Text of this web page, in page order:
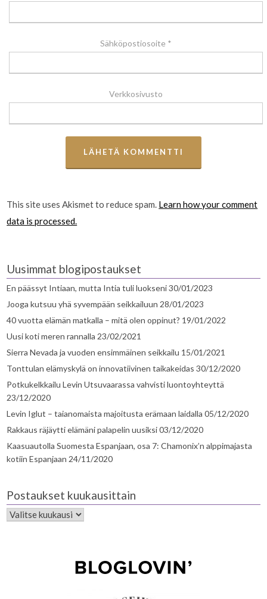
Sähköpostiosoite *
Verkkosivusto
This site uses Akismet to reduce spam. Learn how your comment
data is processed.
Uusimmat blogipostaukset
En päässyt Intiaan, mutta Intia tuli luokseni30/01/2023
Jooga kutsuu yhä syvempään seikkailuun 28/01/2023
40 vuotta elämän matkalla – mitä olen oppinut? 19/01/2022
Uusi koti meren rannalla 23/02/2021
Sierra Nevada ja vuoden ensimmäinen seikkailu 15/01/2021
Tonttulan elämyskylä on innovatiivinen taikakeidas 30/12/2020
Potkukelkkailu Levin Utsuvaarassa vahvisti luontoyhteyttä
23/12/2020
Levin Iglut – taianomaista majoitusta erämaan laidalla 05/12/2020
Rakkaus räjäytti elämäni palapelin uusiksi03/12/2020
Kaasuautolla Suomesta Espanjaan, osa 7: Chamonix’n alppimajasta
kotiin Espanjaan 24/11/2020
Postaukset kuukausittain